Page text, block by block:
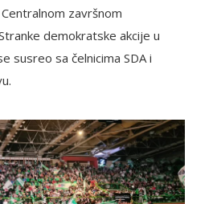
završnom
demokratske akcije u
susreo sa čelnicima SDA i